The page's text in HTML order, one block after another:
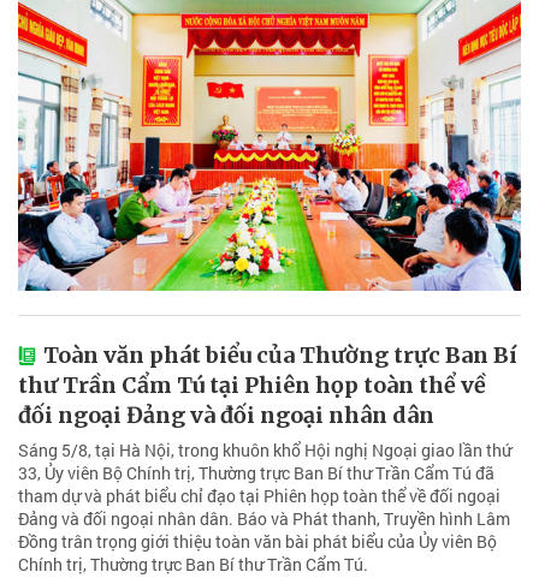
Toàn văn phát biểu của Thường trực Ban Bí
thư Trần Cẩm Tú tại Phiên họp toàn thể về
đối ngoại Đảng và đối ngoại nhân dân
Sáng 5/8, tại Hà Nội, trong khuôn khổ Hội nghị Ngoại giao lần thứ
33, Ủy viên Bộ Chính trị, Thường trực Ban Bí thư Trần Cẩm Tú đã
tham dự và phát biểu chỉ đạo tại Phiên họp toàn thể về đối ngoại
Đảng và đối ngoại nhân dân. Báo và Phát thanh, Truyền hình Lâm
Đồng trân trọng giới thiệu toàn văn bài phát biểu của Ủy viên Bộ
Chính trị, Thường trực Ban Bí thư Trần Cẩm Tú.